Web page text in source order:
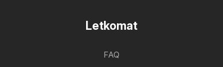
Letkomat
FAQ